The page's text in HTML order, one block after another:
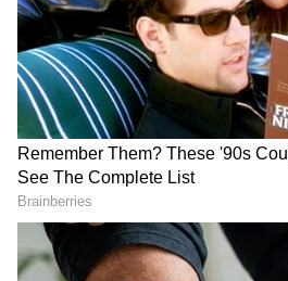
ಆಯ್ಕೆ ಮಾಡಿಕೊಳ್ಳಿ